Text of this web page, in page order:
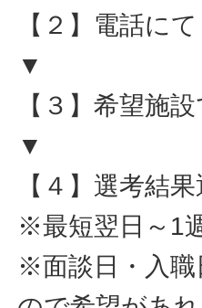
【２】電話に
▼
【３】希望施
▼
【４】選考結
※最短翌日～1
※面談日・入職